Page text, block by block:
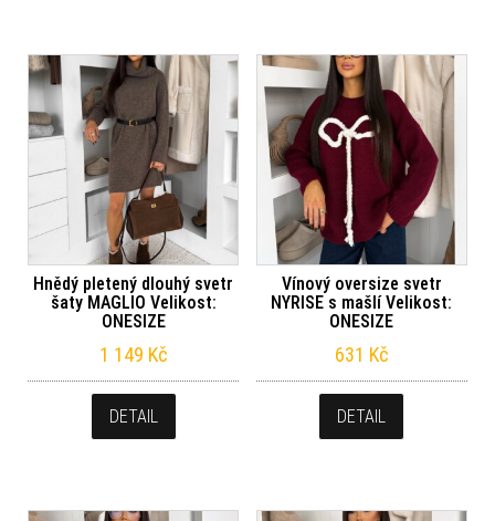
Hnědý pletený dlouhý svetr
šaty MAGLIO Velikost:
ONESIZE
1 149 Kč
DETAIL
Vínový oversize svetr
NYRISE s mašlí Velikost:
ONESIZE
631 Kč
DETAIL